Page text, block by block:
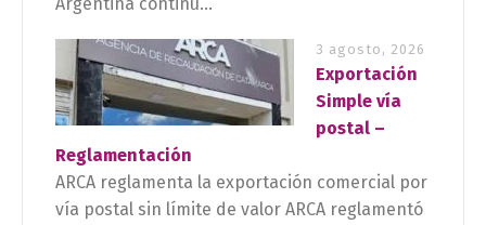
3 agosto, 2026
Exportación
Simple vía
postal –
Reglamentación
ARCA reglamenta la exportación comercial por
vía postal sin límite de valor ARCA reglamentó